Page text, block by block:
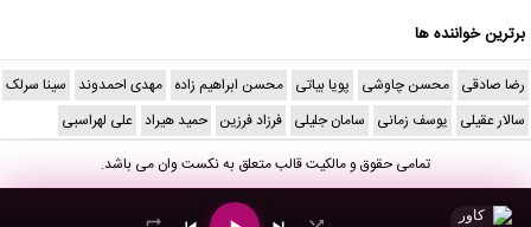
برترین خواننده ها
رضا صادقی محسن چاوشی پویا بیاتی محسن ابراهیم زاده مهدی احمدوند سینا سرلک
سالار عقیلی یوسف زمانی سامان جلیلی فرزاد فرزین حمید هیراد علی لهراسبی
تمامی حقوق و مالکیت قالب متعلق بهنکست وانمی باشد.